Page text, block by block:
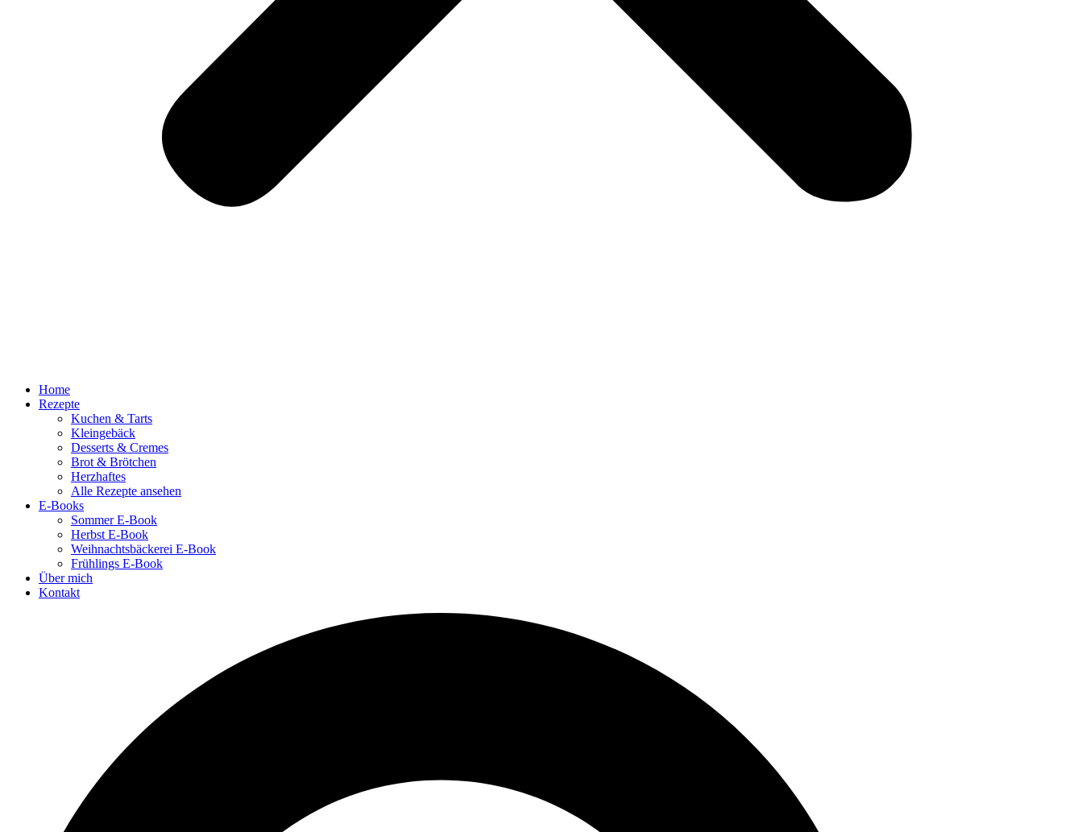
Home
Rezepte
Kuchen & Tarts
Kleingebäck
Desserts & Cremes
Brot & Brötchen
Herzhaftes
Alle Rezepte ansehen
E-Books
Sommer E-Book
Herbst E-Book
Weihnachtsbäckerei E-Book
Frühlings E-Book
Über mich
Kontakt